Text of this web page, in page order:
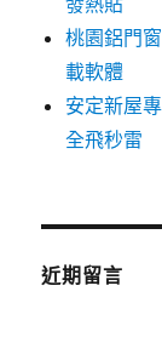
桃園鋁門
載軟體
安定新屋
全飛秒雷
近期留言